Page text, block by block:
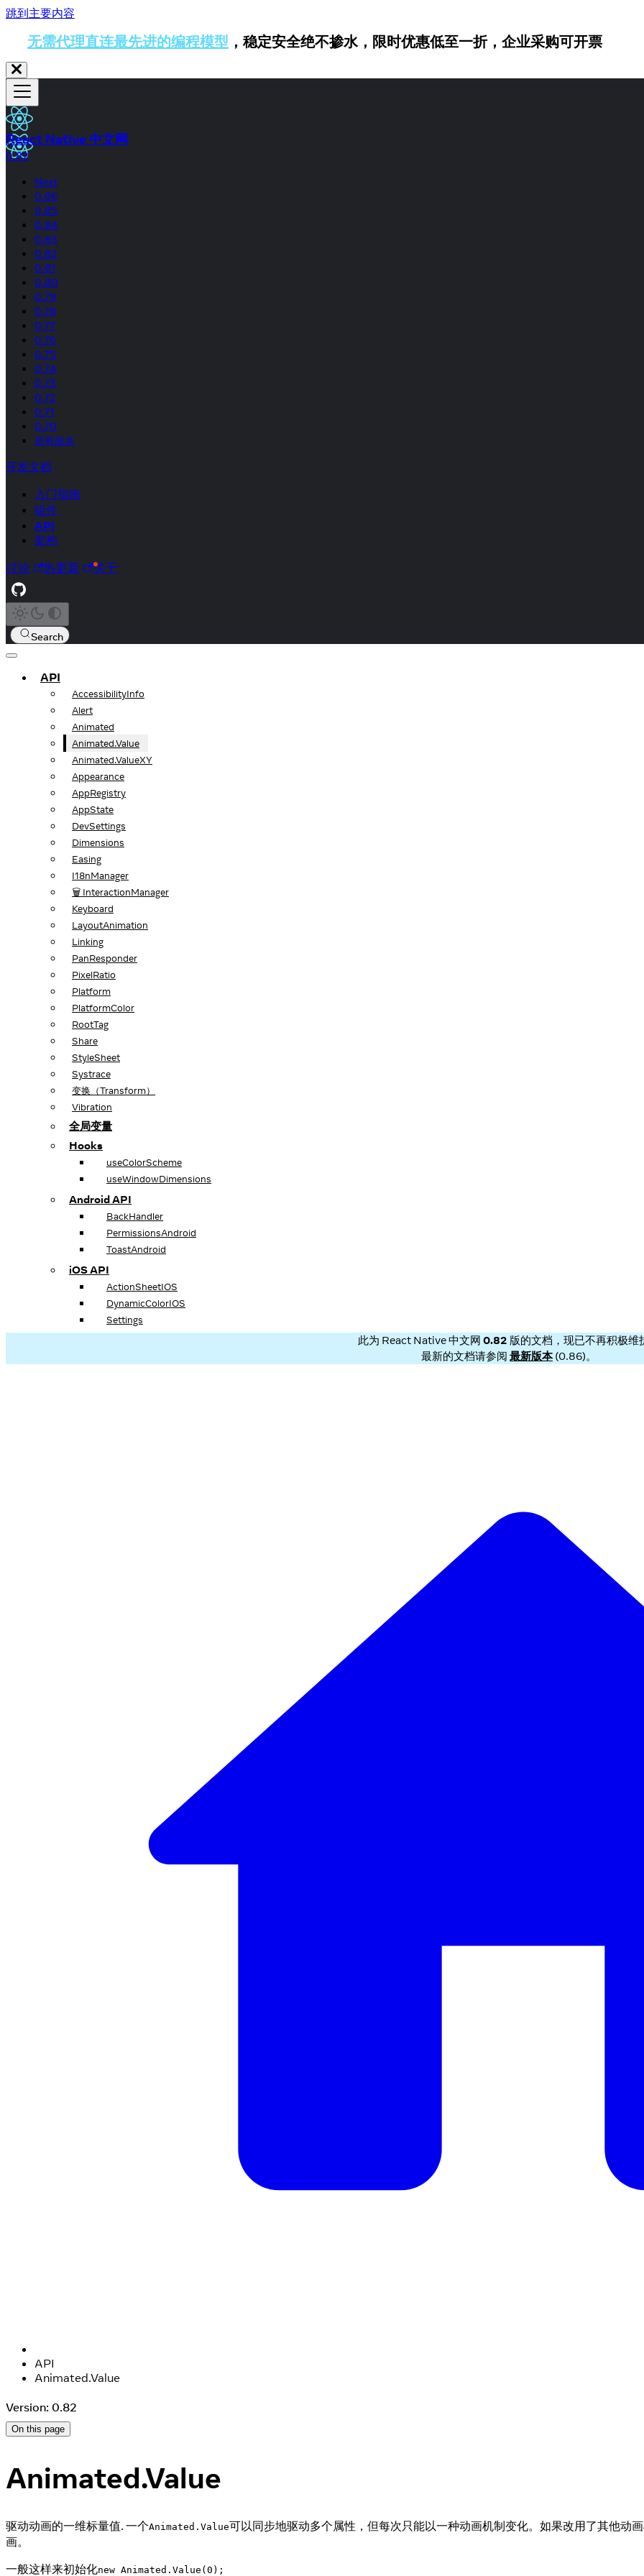
跳到主要内容
无需代理直连最先进的编程模型 ，稳定安全绝不掺水，限时优惠低至一折，企业采购可开票
React Native 中文网
0.82
Next
0.86
0.85
0.84
0.83
0.82
0.81
0.80
0.79
0.78
0.77
0.76
0.75
0.74
0.73
0.72
0.71
0.70
所有版本
开发文档
入门指南
组件
API
架构
讨论 热更新 关于
Search
API
AccessibilityInfo
Alert
Animated
Animated.Value
Animated.ValueXY
Appearance
AppRegistry
AppState
DevSettings
Dimensions
Easing
I18nManager
🗑️ InteractionManager
Keyboard
LayoutAnimation
Linking
PanResponder
PixelRatio
Platform
PlatformColor
RootTag
Share
StyleSheet
Systrace
变换（Transform）
Vibration
全局变量
Hooks
useColorScheme
useWindowDimensions
Android API
BackHandler
PermissionsAndroid
ToastAndroid
iOS API
ActionSheetIOS
DynamicColorIOS
Settings
此为 React Native 中文网 0.82 版的文档，现已不再积极维
最新的文档请参阅 最新版本(0.86)。
API
Animated.Value
Version: 0.82
On this page
Animated.Value
驱动动画的一维标量值. 一个Animated.Value可以同步地驱动多个属性，但每次只能以一种动画机制变化。如果改用了其他动
画。
一般这样来初始化new Animated.Value(0);